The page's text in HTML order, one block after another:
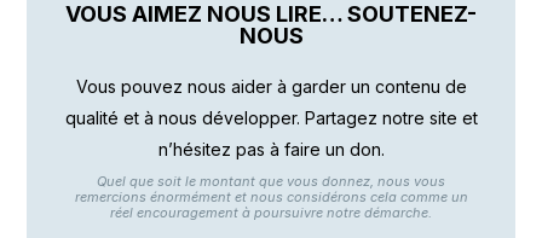
VOUS AIMEZ NOUS LIRE… SOUTENEZ-
NOUS
Vous pouvez nous aider à garder un contenu de
qualité et à nous développer. Partagez notre site et
n’hésitez pas à faire un don.
Quel que soit le montant que vous donnez, nous vous
remercions énormément et nous considérons cela comme un
réel encouragement à poursuivre notre démarche.